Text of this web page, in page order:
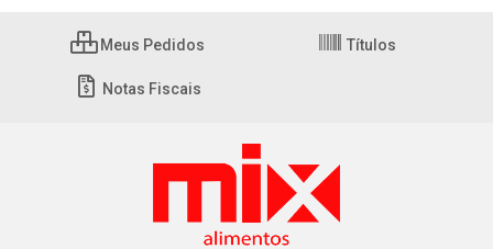
Meus Pedidos Títulos
Notas Fiscais